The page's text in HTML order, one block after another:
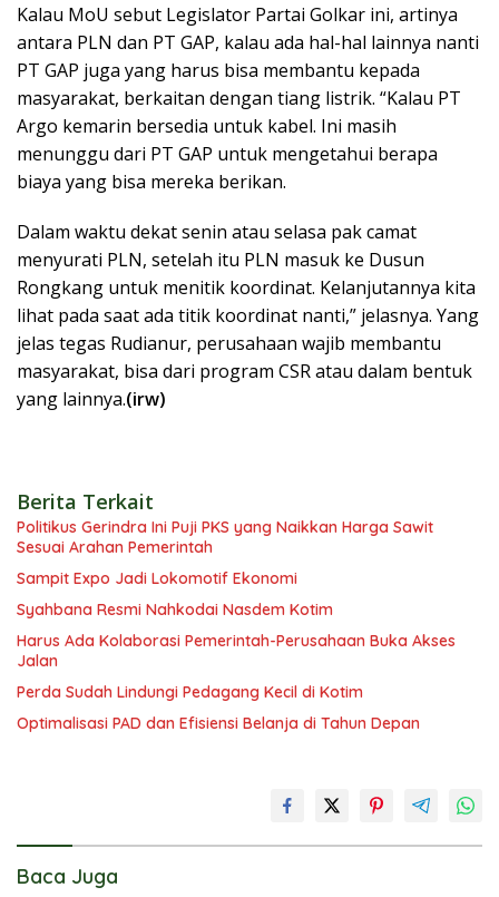
Kalau MoU sebut Legislator Partai Golkar ini, artinya
antara PLN dan PT GAP, kalau ada hal-hal lainnya nanti
PT GAP juga yang harus bisa membantu kepada
masyarakat, berkaitan dengan tiang listrik. “Kalau PT
Argo kemarin bersedia untuk kabel. Ini masih
menunggu dari PT GAP untuk mengetahui berapa
biaya yang bisa mereka berikan.
Dalam waktu dekat senin atau selasa pak camat
menyurati PLN, setelah itu PLN masuk ke Dusun
Rongkang untuk menitik koordinat. Kelanjutannya kita
lihat pada saat ada titik koordinat nanti,” jelasnya. Yang
jelas tegas Rudianur, perusahaan wajib membantu
masyarakat, bisa dari program CSR atau dalam bentuk
yang lainnya.(irw)
Berita Terkait
Politikus Gerindra Ini Puji PKS yang Naikkan Harga Sawit
Sesuai Arahan Pemerintah
Sampit Expo Jadi Lokomotif Ekonomi
Syahbana Resmi Nahkodai Nasdem Kotim
Harus Ada Kolaborasi Pemerintah-Perusahaan Buka Akses
Jalan
Perda Sudah Lindungi Pedagang Kecil di Kotim
Optimalisasi PAD dan Efisiensi Belanja di Tahun Depan
Baca Juga